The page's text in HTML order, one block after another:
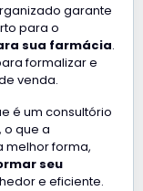
garante
para o
sua farmácia.
formalizar e
venda.
é um consultório
o que a
melhor forma,
seu
e eficiente.